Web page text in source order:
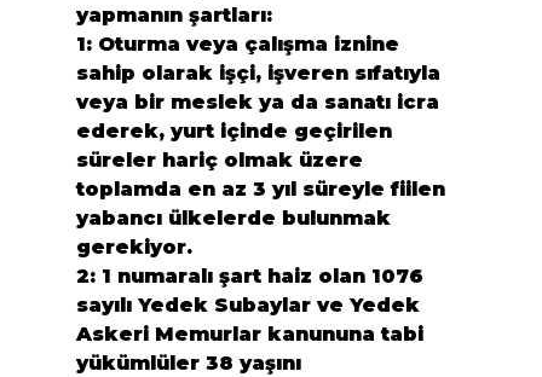
yapmanın şartları:
1: Oturma veya çalışma iznine
sahip olarak işçi, işveren sıfatıyla
veya bir meslek ya da sanatı icra
ederek, yurt içinde geçirilen
süreler hariç olmak üzere
toplamda en az 3 yıl süreyle fiilen
yabancı ülkelerde bulunmak
gerekiyor.
2: 1 numaralı şart haiz olan 1076
sayılı Yedek Subaylar ve Yedek
Askeri Memurlar kanununa tabi
yükümlüler 38 yaşını